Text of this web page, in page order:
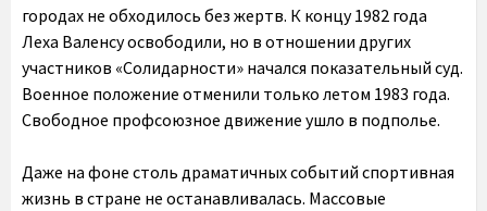
городах не обходилось без жертв. К концу 1982 года
Леха Валенсу освободили, но в отношении других
участников «Солидарности» начался показательный суд.
Военное положение отменили только летом 1983 года.
Свободное профсоюзное движение ушло в подполье.
Даже на фоне столь драматичных событий спортивная
жизнь в стране не останавливалась. Массовые